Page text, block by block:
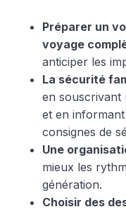
Préparer un
voyage
anticiper les
La sécurité
en souscrivant
et en
consignes de
Une
mieux les
génération.
Choisir des